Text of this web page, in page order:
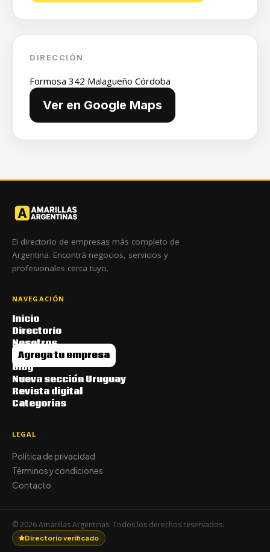
DIRECCIÓN
Formosa 342 Malagueño Córdoba
Ver en Google Maps
El directorio de empresas más completo de
Argentina. Encontrá negocios, servicios y
profesionales cerca tuyo.
NAVEGACIÓN
Inicio
Directorio
Nosotros
Agrega tu empresa
Blog
Nueva sección Uruguay
Revista digital
Categorias
LEGAL
Política de privacidad
Términos y condiciones
Contacto
© 2026 Amarillas Argentinas. Todos los derechos reservados.
Directorio verificado